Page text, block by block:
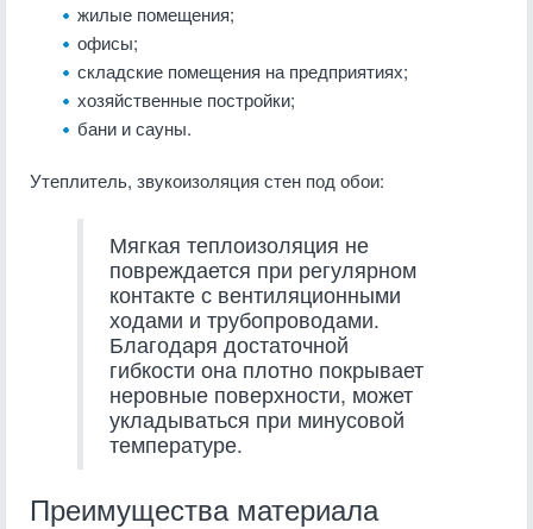
жилые помещения;
офисы;
складские помещения на предприятиях;
хозяйственные постройки;
бани и сауны.
Утеплитель, звукоизоляция стен под обои:
Мягкая теплоизоляция не
повреждается при регулярном
контакте с вентиляционными
ходами и трубопроводами.
Благодаря достаточной
гибкости она плотно покрывает
неровные поверхности, может
укладываться при минусовой
температуре.
Преимущества материала